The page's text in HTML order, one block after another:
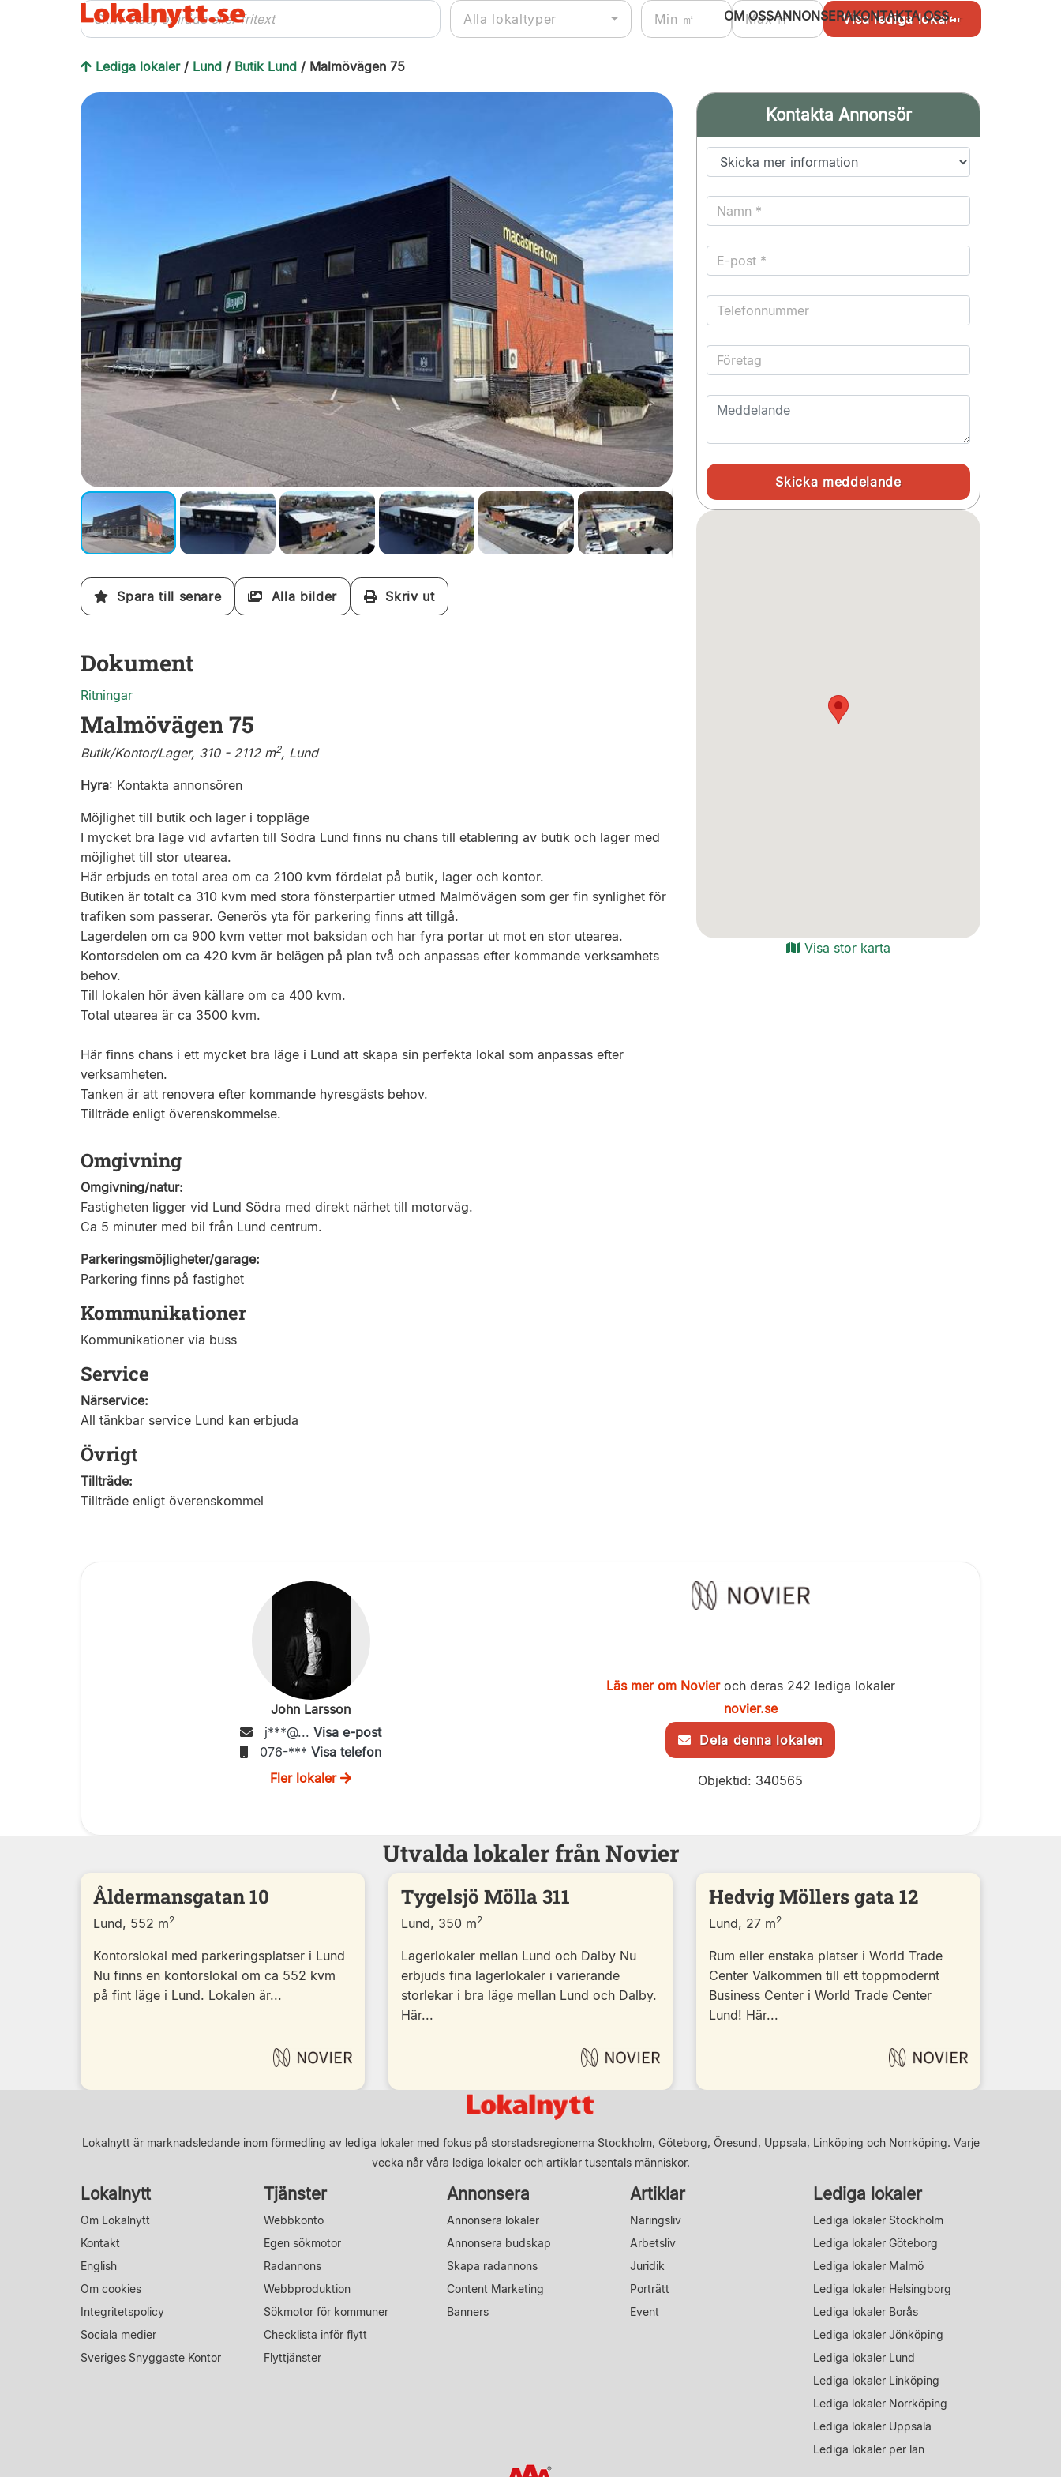
OM OSSANNONSERAKONTAKTA OSS
Alla lokaltyper
Lediga lokaler / Lund / Butik Lund / Malmövägen 75
Spara till senare Alla bilder Skriv ut
Dokument
Ritningar
Malmövägen 75
Butik/Kontor/Lager, 310 - 2112 m2, Lund
Hyra: Kontakta annonsören
Möjlighet till butik och lager i toppläge
I mycket bra läge vid avfarten till Södra Lund finns nu chans till etablering av butik och lager med
möjlighet till stor utearea.
Här erbjuds en total area om ca 2100 kvm fördelat på butik, lager och kontor.
Butiken är totalt ca 310 kvm med stora fönsterpartier utmed Malmövägen som ger fin synlighet för
trafiken som passerar. Generös yta för parkering finns att tillgå.
Lagerdelen om ca 900 kvm vetter mot baksidan och har fyra portar ut mot en stor utearea.
Kontorsdelen om ca 420 kvm är belägen på plan två och anpassas efter kommande verksamhets
behov.
Till lokalen hör även källare om ca 400 kvm.
Total utearea är ca 3500 kvm.
Här finns chans i ett mycket bra läge i Lund att skapa sin perfekta lokal som anpassas efter
verksamheten.
Tanken är att renovera efter kommande hyresgästs behov.
Tillträde enligt överenskommelse.
Omgivning
Omgivning/natur:
Fastigheten ligger vid Lund Södra med direkt närhet till motorväg.
Ca 5 minuter med bil från Lund centrum.
Parkeringsmöjligheter/garage:
Parkering finns på fastighet
Kommunikationer
Kommunikationer via buss
Service
Närservice:
All tänkbar service Lund kan erbjuda
Övrigt
Tillträde:
Tillträde enligt överenskommel
Kontakta Annonsör
Visa stor karta
John Larsson
j***@... Visa e-post
076-*** Visa telefon
Fler lokaler
Läs mer om Novieroch deras 242 lediga lokaler
novier.se
Dela denna lokalen
Objektid: 340565
Utvalda lokaler från Novier
Åldermansgatan 10
Lund, 552 m2
Kontorslokal med parkeringsplatser i Lund
Nu finns en kontorslokal om ca 552 kvm
på fint läge i Lund. Lokalen är...
Tygelsjö Mölla 311
Lund, 350 m2
Lagerlokaler mellan Lund och Dalby Nu
erbjuds fina lagerlokaler i varierande
storlekar i bra läge mellan Lund och Dalby.
Här...
Hedvig Möllers gata 12
Lund, 27 m2
Rum eller enstaka platser i World Trade
Center Välkommen till ett toppmodernt
Business Center i World Trade Center
Lund! Här...
Lokalnytt är marknadsledande inom förmedling av lediga lokaler med fokus på storstadsregionerna Stockholm, Göteborg, Öresund, Uppsala, Linköping och Norrköping. Varje
vecka når våra lediga lokaler och artiklar tusentals människor.
Lokalnytt
Om Lokalnytt
Kontakt
English
Om cookies
Integritetspolicy
Sociala medier
Sveriges Snyggaste Kontor
Tjänster
Webbkonto
Egen sökmotor
Radannons
Webbproduktion
Sökmotor för kommuner
Checklista inför flytt
Flyttjänster
Annonsera
Annonsera lokaler
Annonsera budskap
Skapa radannons
Content Marketing
Banners
Artiklar
Näringsliv
Arbetsliv
Juridik
Porträtt
Event
Lediga lokaler
Lediga lokaler Stockholm
Lediga lokaler Göteborg
Lediga lokaler Malmö
Lediga lokaler Helsingborg
Lediga lokaler Borås
Lediga lokaler Jönköping
Lediga lokaler Lund
Lediga lokaler Linköping
Lediga lokaler Norrköping
Lediga lokaler Uppsala
Lediga lokaler per län